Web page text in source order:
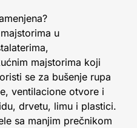
u
majstorima koji
se za bušenje rupa
ventilacione otvore i
drvetu, limu i plastici.
sa manjim prečnikom